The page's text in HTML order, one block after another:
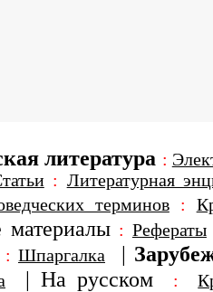
литература :
: Литературная
терминов:
: Рефераты
: Шпаргалка |
| На русском :